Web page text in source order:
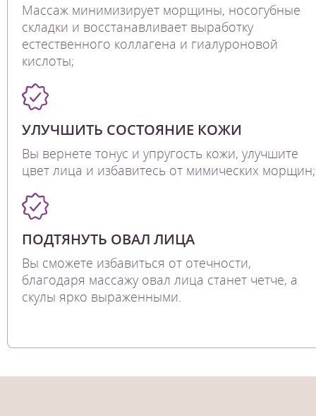
Массаж минимизирует морщины, носогубные
складки и восстанавливает выработку
естественного коллагена и гиалуроновой
кислоты;
УЛУЧШИТЬ СОСТОЯНИЕ КОЖИ
Вы вернете тонус и упругость кожи, улучшите
цвет лица и избавитесь от мимических морщин;
ПОДТЯНУТЬ ОВАЛ ЛИЦА
Вы сможете избавиться от отечности,
благодаря массажу овал лица станет четче, а
скулы ярко выраженными.